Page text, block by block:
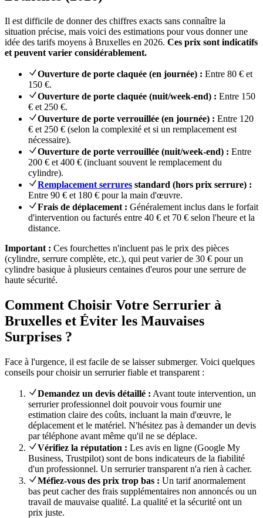
Il est difficile de donner des chiffres exacts sans connaître la
situation précise, mais voici des estimations pour vous donner une
idée des tarifs moyens à Bruxelles en 2026. Ces prix sont indicatifs
et peuvent varier considérablement.
Ouverture de porte claquée (en journée) : Entre 80 € et
150 €.
Ouverture de porte claquée (nuit/week-end) : Entre 150
€ et 250 €.
Ouverture de porte verrouillée (en journée) : Entre 120
€ et 250 € (selon la complexité et si un remplacement est
nécessaire).
Ouverture de porte verrouillée (nuit/week-end) : Entre
200 € et 400 € (incluant souvent le remplacement du
cylindre).
Remplacement serrures standard (hors prix serrure) :
Entre 90 € et 180 € pour la main d'œuvre.
Frais de déplacement : Généralement inclus dans le forfait
d'intervention ou facturés entre 40 € et 70 € selon l'heure et la
distance.
Important : Ces fourchettes n'incluent pas le prix des pièces
(cylindre, serrure complète, etc.), qui peut varier de 30 € pour un
cylindre basique à plusieurs centaines d'euros pour une serrure de
haute sécurité.
Comment Choisir Votre Serrurier à
Bruxelles et Éviter les Mauvaises
Surprises ?
Face à l'urgence, il est facile de se laisser submerger. Voici quelques
conseils pour choisir un serrurier fiable et transparent :
Demandez un devis détaillé : Avant toute intervention, un
serrurier professionnel doit pouvoir vous fournir une
estimation claire des coûts, incluant la main d'œuvre, le
déplacement et le matériel. N'hésitez pas à demander un devis
par téléphone avant même qu'il ne se déplace.
Vérifiez la réputation : Les avis en ligne (Google My
Business, Trustpilot) sont de bons indicateurs de la fiabilité
d'un professionnel. Un serrurier transparent n'a rien à cacher.
Méfiez-vous des prix trop bas : Un tarif anormalement
bas peut cacher des frais supplémentaires non annoncés ou un
travail de mauvaise qualité. La qualité et la sécurité ont un
prix juste.